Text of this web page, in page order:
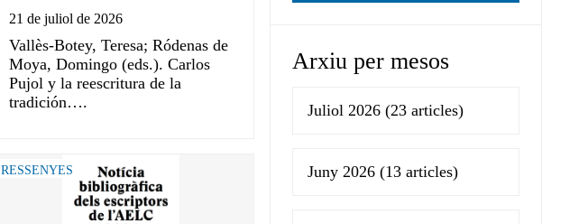
21 de juliol de 2026
Vallès-Botey, Teresa; Ródenas de
Moya, Domingo (eds.). Carlos
Pujol y la reescritura de la
tradición….
RESSENYES
Arxiu per mesos
Juliol 2026 (23 articles)
Juny 2026 (13 articles)